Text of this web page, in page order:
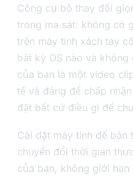
Công cụ bộ thay đổi
trong ma sát: không có
trên máy tính xách tay
bất kỳ OS nào và
của bạn là một video
tế và đáng để chấp
đặt bất cứ điều gì để
Cài đặt máy tính để bàn
chuyển đổi thời gian
của bạn, không giới